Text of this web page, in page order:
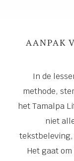
AANPAK
In de
methode,
het Tamalpa
niet
Het gaat